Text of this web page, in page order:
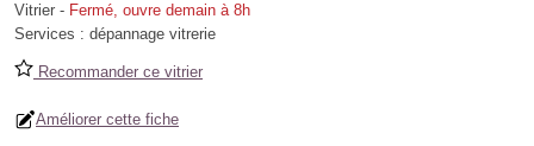
Vitrier - Fermé, ouvre demain à 8h
Services : dépannage vitrerie
Recommander ce vitrier
Améliorer cette fiche